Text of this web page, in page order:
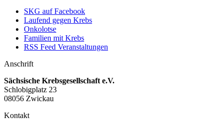
SKG auf Facebook
Laufend gegen Krebs
Onkolotse
Familien mit Krebs
RSS Feed Veranstaltungen
Anschrift
Sächsische Krebsgesellschaft e.V.
Schlobigplatz 23
08056 Zwickau
Kontakt